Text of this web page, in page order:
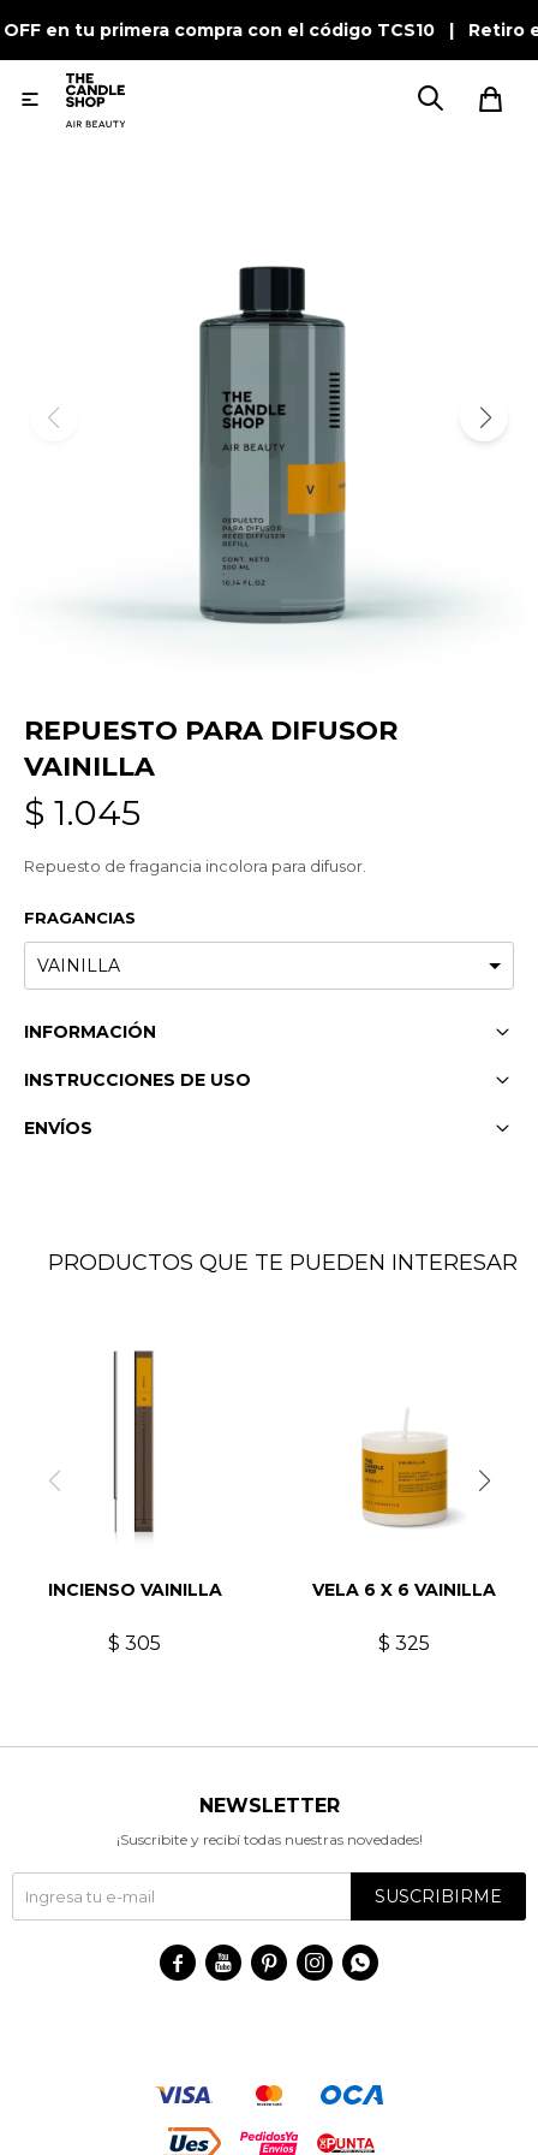
en tu primera compra con el código TCS10 |

REPUESTO PARA DIFUSOR
VAINILLA
$ 1.045
Repuesto de fragancia incolora para difusor.
FRAGANCIAS
INFORMACIÓN
INSTRUCCIONES DE USO
ENVÍOS
PRODUCTOS QUE TE PUEDEN INTERESAR
INCIENSO VAINILLA
$ 305
VELA 6 X 6 VAINILLA
$ 325
NEWSLETTER
¡Suscribite y recibí todas nuestras novedades!
SUSCRIBIRME
    